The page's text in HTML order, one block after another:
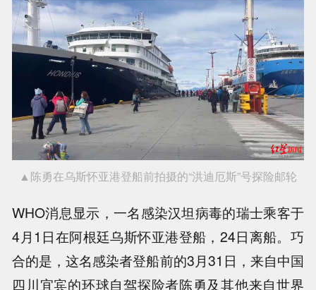
▲陈勇在乌斯怀亚港登船前拍摄的“洪迪厄斯”号探险邮轮
WHO消息显示，一名感染汉坦病毒的瑞士乘客于
4月1日在阿根廷乌斯怀亚港登船，24日离船。巧
合的是，这名感染者登船前的3月31日，来自中国
四川宜宾的环球自驾探险者陈勇及其他来自世界